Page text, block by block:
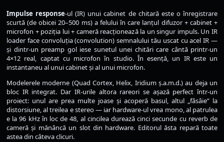
Impulse response-ul (IR) unui cabinet de chitară este o înregistrare
scurtă (de obicei 20–500 ms) a felului în care lanțul difuzor + cabinet +
microfon + poziția lui + cameră reacționează la un singur impuls. Un IR
loader face convoluția (convolution) semnalului tău uscat cu acel IR —
și dintr-un preamp gol iese sunetul unei chitări care cântă printr-un
4×12 real, captat cu microfon în studio. În esență, un IR este un
instantaneu al unui cabinet și al unui microfon.
Modelerele moderne (Quad Cortex, Helix, Iridium ș.a.m.d.) au deja un
bloc IR integrat. Dar IR-urile altora rareori se așază perfect într-un
proiect: unul are prea multe joase și acoperă basul, altul „fâsâie” la
distorsiune, al treilea e stereo — iar hardware-ul vrea mono, al patrulea
e la 96 kHz în loc de 48, al cincilea durează cinci secunde cu reverb de
cameră și mănâncă un slot din hardware. Editorul ăsta repară toate
astea din câteva clicuri.